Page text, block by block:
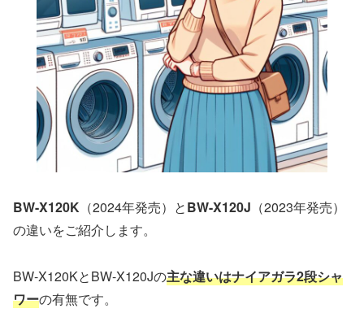
BW-X120K （2024年発売）とBW-X120J （2023年発売）
の違いをご紹介します。
BW-X120KとBW-X120Jの主な違いはナイアガラ2段シャ
ワーの有無です。